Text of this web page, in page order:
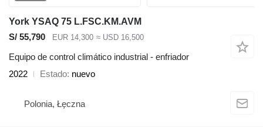
York YSAQ 75 L.FSC.KM.AVM
S/ 55,790
EUR 14,300 ≈ USD 16,500
Equipo de control climático industrial - enfriador
2022
Estado nuevo
Polonia, Łęczna